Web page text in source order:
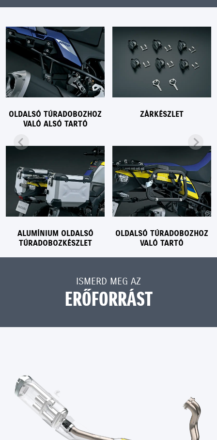
OLDALSÓ TÚRADOBOZHOZ
VALÓ ALSÓ TARTÓ
ZÁRKÉSZLET
ALUMÍNIUM OLDALSÓ
TÚRADOBOZKÉSZLET
OLDALSÓ TÚRADOBOZHOZ
VALÓ TARTÓ
ISMERD MEG AZ
ERŐFORRÁST